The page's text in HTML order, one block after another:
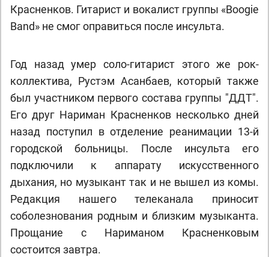
Красненков. Гитарист и вокалист группы «Boogie
Band» не смог оправиться после инсульта.
Год назад умер соло-гитарист этого же рок-
коллектива, Рустэм Асанбаев, который также
был участником первого состава группы "ДДТ".
Его друг Нариман Красненков несколько дней
назад поступил в отделение реанимации 13-й
городской больницы. После инсульта его
подключили к аппарату искусственного
дыхания, но музыкант так и не вышел из комы.
Редакция нашего телеканала приносит
соболезнования родным и близким музыканта.
Прощание с Нариманом Красненковым
состоится завтра.